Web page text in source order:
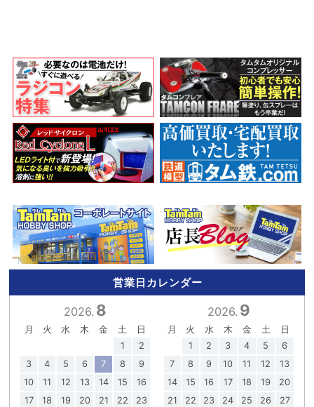
営業日カレンダー
2026. 8
月 火 水 木 金 土
日
1
2
3
4 5 6 7 8
9
10
11 12 13 14 15
16
17
18 19 20 21 22
23
2026. 9
月 火 水 木 金 土
日
1
2 3 4 5
6
7
8 9 10 11 12
13
14
15 16 17 18 19
20
21
22 23 24 25 26
27